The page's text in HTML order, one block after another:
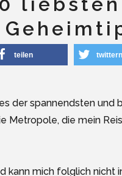
teilen twittern
der spannendsten
Metropole, die mein
kann mich folglich